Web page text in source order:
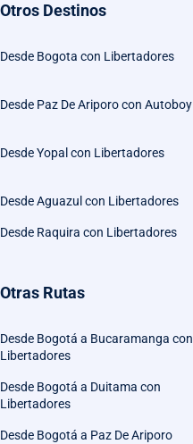
Otros Destinos
Desde Bogota con Libertadores
Desde Paz De Ariporo con Autoboy
Desde Yopal con Libertadores
Desde Aguazul con Libertadores
Desde Raquira con Libertadores
Otras Rutas
Desde Bogotá a Bucaramanga con
Libertadores
Desde Bogotá a Duitama con
Libertadores
Desde Bogotá a Paz De Ariporo